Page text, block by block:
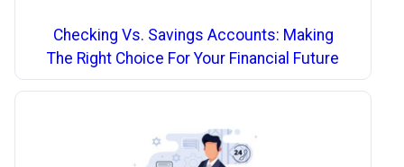
Checking Vs. Savings Accounts: Making
The Right Choice For Your Financial Future